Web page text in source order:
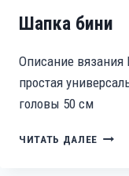
Шапка бини
Описание
простая
головы 50 см
ЧИТАТЬ ДАЛЕЕ ШАПКА